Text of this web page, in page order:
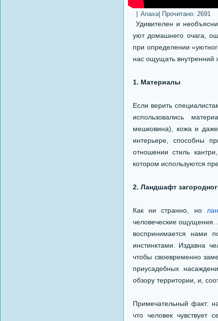
Anaxa| Прочитано: 2691
Удивителен и
уют домашнего очага,
при определении
нас ощущать внутренний
1. Материалы
Если верить
использовались
мешковина), кожа и
интерьере, способны
отношении стиль
котором используются
2. Ландшафт
Как ни странно, но
человеческие ощущения.
воспринимается нами
инстинктами. Издавна
чтобы своевременно
приусадебных
обзору территории, и,
Примечательный факт:
что человек чувствует